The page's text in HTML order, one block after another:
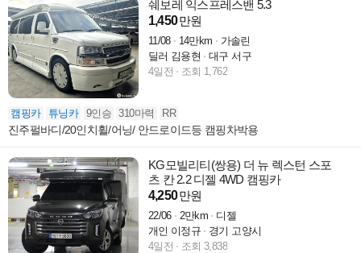
쉐보레 익스프레스밴 5.3
1,450만원
11/08 14만km
가솔린
딜러 김용현
대구 서구
4일전
조회 1,762
캠핑카 튜닝카 9인승 310마력 RR
진주펄바디/20인치휠/어닝/ 안드로이드등 캠핑차박용
KG모빌리티(쌍용) 더 뉴 렉스턴 스포
츠 칸 2.2 디젤 4WD 캠핑카
4,250만원
22/06 2만km
디젤
개인 이정규
경기 고양시
4일전
조회 3,838